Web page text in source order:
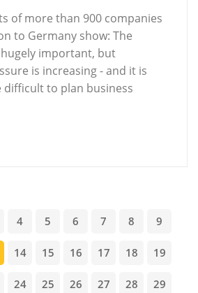
of more than 900 companies
to Germany show: The
important, but
is increasing - and it is
difficult to plan business
4 5 6 7 8 9
14 15 16 17 18 19
24 25 26 27 28 29